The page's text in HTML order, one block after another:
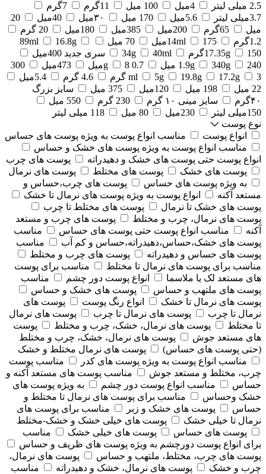
2.5 میلی لیتر
4میل 100 میل 11گرم
7گرم
3.7میلی لیتر
5.6میل 170 میل ۳۰میل 40میل
20
میل
65گرم 200میل 385میل 180میل
20 گرم
1.2گرم
14ml 175میل 70 میل 89ml
16.8g
17.35g
150گرم 34g 40ml
سری جدید 400میل
1.9g
340g 240 میل 0.7 g 8میل 473میل
300
ml
5g 19.8g 17.2g 3 گرم 4.6 گرم
5.4میل
22 میل
198 میل 120میل 375 میل
سایز بزرگ
۴۰گرم
سایز مینی ۱۰ گرم 230 گرم
550 میل
150میلی لیتر
230میل 80 میل
118 میلی لیتر
نوع پوست
انواع پوست
مناسب انواع پوست به ویژه پوست های حساس
مناسب انواع پوست به ویژه پوست های خشک و حساس
انواع پوست حتی پوست های خشک و دهیدراته
پوست های چرب
پوست های خشک
پوست های مختلط
پوست های نرمال
به ویژه پوست های حساس
پوست های چرب،حساس و
مستعد آکنه
انواع پوست به ویژه پوست های نرمال تا خشک
پوست های خشک تا نرمال
پوست های مختلط تا چرب
پوست های نرمال، چرب و مختلط
پوست های چرب و مستعد
آکنه
مناسب انواع پوست حتی پوست های حساس
مناسب
پوست های خشک،حساس،دهیدراته،حساس و کم آب
مناسب
پوست های حساس و دهیدراته
پوست های چرب و مختلط
مناسب برای پوست های نرمال تا مختلط
مناسب برای پوست
های مستعد لک یا ملاسما
انواع پوست دور چشم
مناسب
پوست های ملتهب و حساس
پوست های خشک و حساس
پوست های نرمال تا خشک
انواع رنگ پوست
پوست های
نرمال تا چرب
پوست های نرمال تا چرب
پوست های نرمال
تا مختلط
پوست های نرمال، خشک، چرب و مختلط
پوست
های مستعد جوش
پوست های نرمال، خشک، چرب و مختلط
(حتی پوست های حساس)
پوست های نرمال مختلط و خشک
مناسب انواع پوست به ویژه پوست های کدر
مناسب پوست
چرب، مختلط و مستعد جوش
مناسب پوست های مستعد آکنه و
حساس
مناسب انواع پوست دور چشم
به ویژه پوست های
خشک وحساس
مناسب برای پوست های نرمال تا مختلط و
حساس
پوست های خشک و زبر
مناسب برای پوست های
نرمال تا خیلی خشک
پوست های خیلی خشک و خشک-مختلط
پوست های حساس
پوست های خیلی خشک
مناسب
برای انواع پوست دورچشم به ویژه پوست های ظریف و حساس
پوست های چرب، مختلط، ملتهب و حساس
پوست های نرمال،
چرب و خشک
پوست های نرمال، خشک و دهیدراته
مناسب